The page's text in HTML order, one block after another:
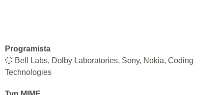
Programista
🔵 Bell Labs, Dolby Laboratories, Sony, Nokia, Coding
Technologies